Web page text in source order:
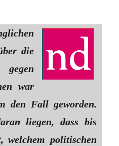
die
war
den Fall geworden.
liegen, dass bis
politischen